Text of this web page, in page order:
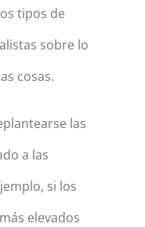
tipos de
sobre lo
cosas.
las
a las
si los
elevados